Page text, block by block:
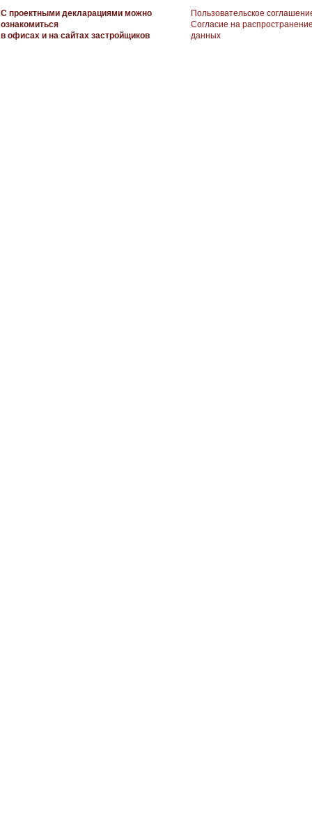
С проектными декларациями можно
ознакомиться
в офисах и на сайтах застройщиков
Пользовательское
Согласие на
данных